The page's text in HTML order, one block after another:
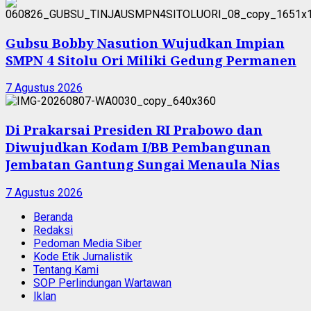
Gubsu Bobby Nasution Wujudkan Impian
SMPN 4 Sitolu Ori Miliki Gedung Permanen
7 Agustus 2026
Di Prakarsai Presiden RI Prabowo dan
Diwujudkan Kodam I/BB Pembangunan
Jembatan Gantung Sungai Menaula Nias
7 Agustus 2026
Beranda
Redaksi
Pedoman Media Siber
Kode Etik Jurnalistik
Tentang Kami
SOP Perlindungan Wartawan
Iklan